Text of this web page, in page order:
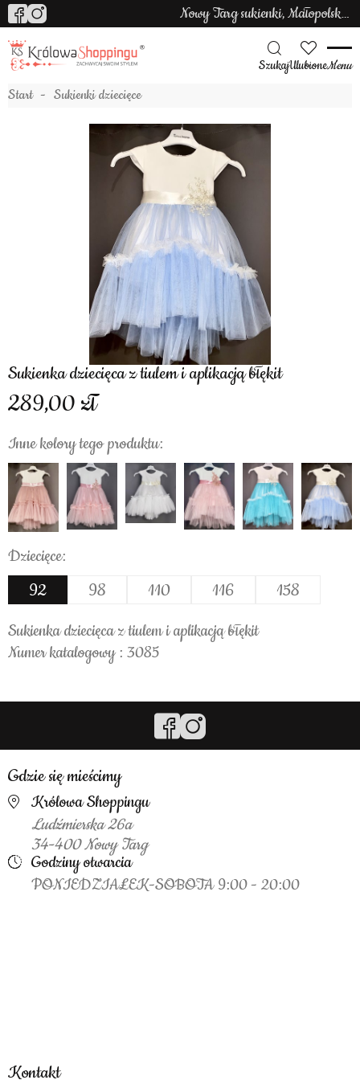
Nowy Targ sukienki, Małopolska sukienki
SzukajUlubioneMenu
Start Sukienki dziecięce
Sukienka dziecięca z tiulem i aplikacją błękit
289,00
Inne kolory tego produktu:
Dziecięce:
92 98 110 116 158
Sukienka dziecięca z tiulem i aplikacją błękit
Numer katalogowy : 3085
Gdzie się mieścimy
Królowa Shoppingu
Ludźmierska 26a
34-400 Nowy Targ
Godziny otwarcia
PONIEDZIAŁEK-SOBOTA 9:00 - 20:00
Kontakt